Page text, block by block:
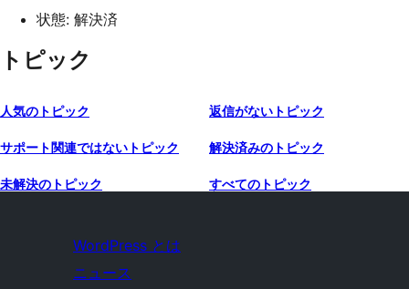
状態: 解決済
トピック
人気のトピック 返信がないトピック
サポート関連ではないトピック 解決済みのトピック
未解決のトピック すべてのトピック
WordPress とは
ニュース